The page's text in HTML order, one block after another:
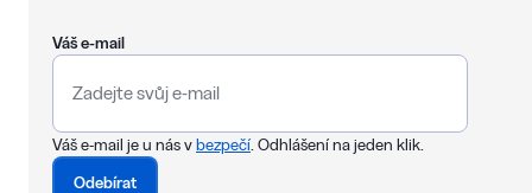
Váš e-mail
Váš e-mail je u nás vbezpečí . Odhlášení na jeden klik.
Odebírat